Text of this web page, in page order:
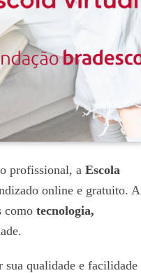
profissional, a Escola
online e gratuito. A
como tecnologia,
sua qualidade e facilidade